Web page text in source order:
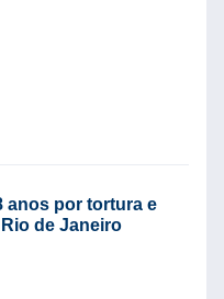
anos por tortura e
de Janeiro